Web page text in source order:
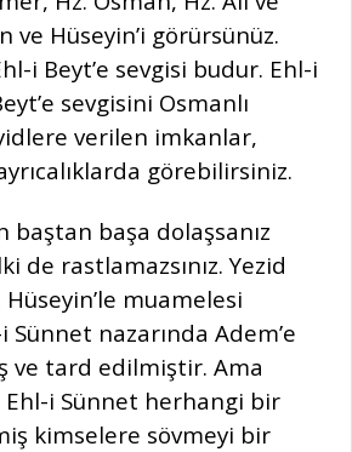
ve Hüseyin’i görürsünüz.
i Beyt’e sevgisi budur. Ehl-i
sevgisini Osmanlı
verilen imkanlar,
görebilirsiniz.
baştan başa dolaşsanız
de rastlamazsınız. Yezid
muamelesi
nazarında Adem’e
ve tard edilmiştir. Ama
i Sünnet herhangi bir
kimselere sövmeyi bir